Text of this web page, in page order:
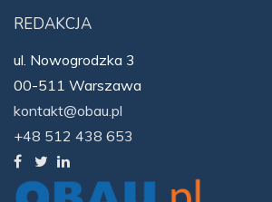
REDAKCJA
ul. Nowogrodzka 3
00-511 Warszawa
kontakt@obau.pl
+48 512 438 653